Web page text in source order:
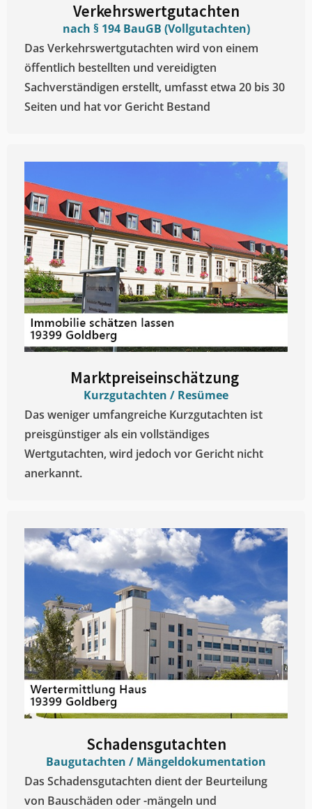
Verkehrswertgutachten
nach § 194 BauGB (Vollgutachten)
Das Verkehrswertgutachten wird von einem
öffentlich bestellten und vereidigten
Sachverständigen erstellt, umfasst etwa 20 bis 30
Seiten und hat vor Gericht Bestand
Marktpreiseinschätzung ​
Kurzgutachten / Resümee
Das weniger umfangreiche Kurzgutachten ist
preisgünstiger als ein vollständiges
Wertgutachten, wird jedoch vor Gericht nicht
anerkannt.
Schadensgutachten
Baugutachten / Mängeldokumentation
Das Schadensgutachten dient der Beurteilung
von Bauschäden oder -mängeln und